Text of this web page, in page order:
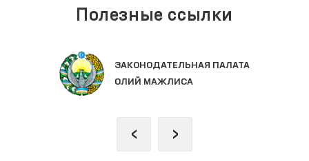
Полезные ссылки
ГОСУДАРСТВЕННЫХ УСЛУГ